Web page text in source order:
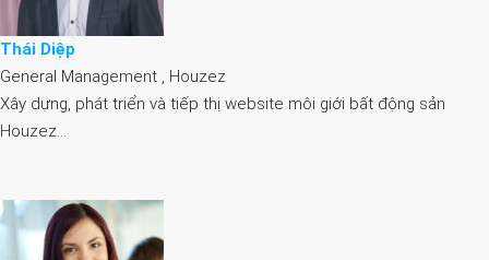
Thái Diệp
General Management , Houzez
Xây dựng, phát triển và tiếp thị website môi giới bất động sản
Houzez…